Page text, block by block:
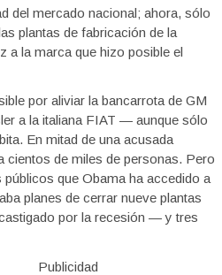
del mercado nacional; ahora, sólo
plantas de fabricación de la
a la marca que hizo posible el
por aliviar la bancarrota de GM
a la italiana FIAT — aunque sólo
En mitad de una acusada
cientos de miles de personas. Pero
que Obama ha accedido a
planes de cerrar nueve plantas
por la recesión — y tres
Publicidad